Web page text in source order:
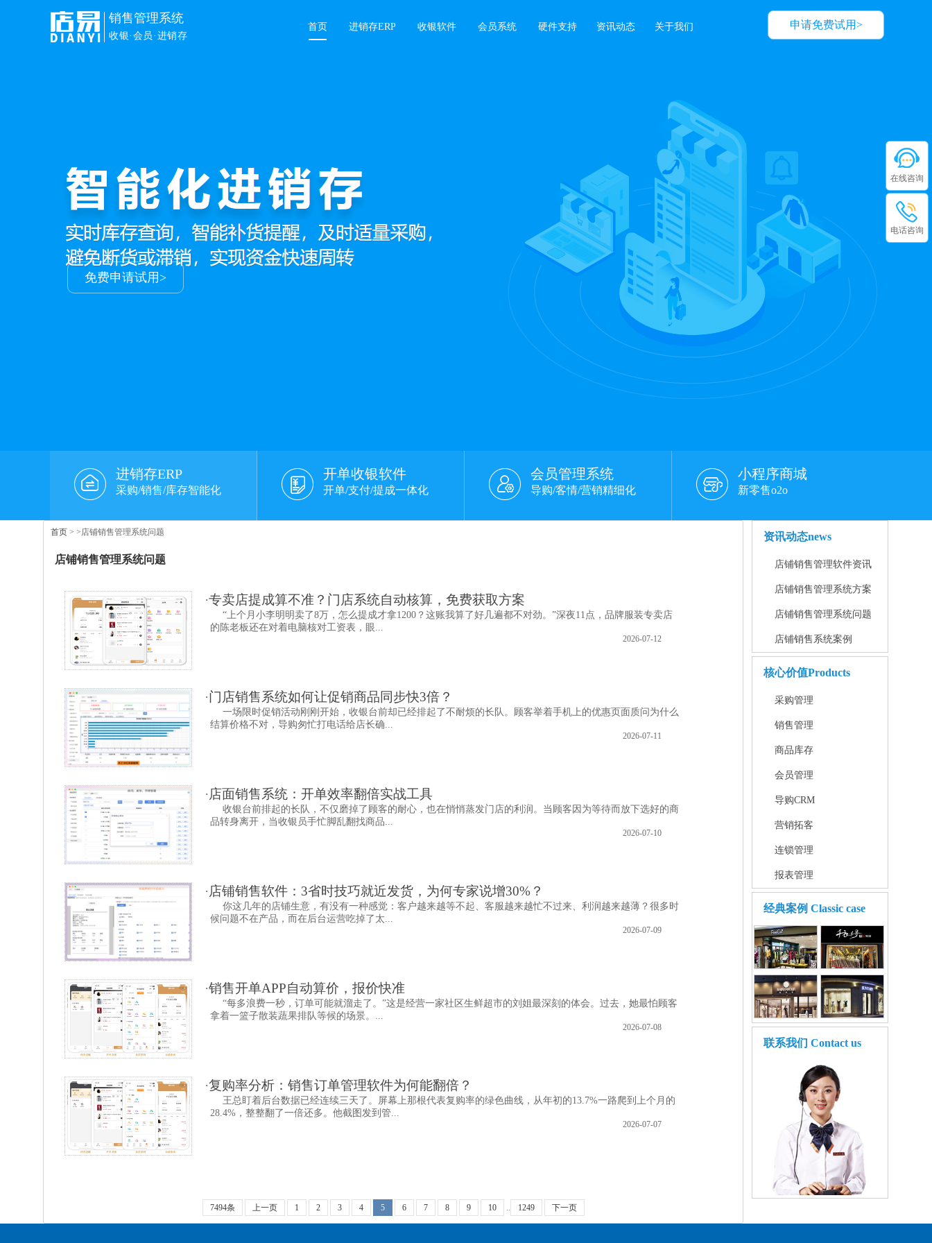
申请免费试用>
销售管理系统
收银·会员·进销存
首页 进销存ERP 收银软件 会员系统 硬件支持 资讯动态 关于我们
免费申请试用>
进销存ERP
采购/销售/库存智能化
开单收银软件
开单/支付/提成一体化
会员管理系统
导购/客情/营销精细化
小程序商城
新零售o2o
资讯动态news
店铺销售管理软件资讯
店铺销售管理系统方案
店铺销售管理系统问题
店铺销售系统案例
核心价值Products
采购管理
销售管理
商品库存
会员管理
导购CRM
营销拓客
连锁管理
报表管理
经典案例 Classic case
联系我们 Contact us
首页 > >店铺销售管理系统问题
店铺销售管理系统问题
·专卖店提成算不准？门店系统自动核算，免费获取方案
“上个月小李明明卖了8万，怎么提成才拿1200？这账我算了好几遍都不对劲。”深夜11点，品牌服装专卖店
的陈老板还在对着电脑核对工资表，眼...
2026-07-12
·门店销售系统如何让促销商品同步快3倍？
一场限时促销活动刚刚开始，收银台前却已经排起了不耐烦的长队。顾客举着手机上的优惠页面质问为什么
结算价格不对，导购匆忙打电话给店长确...
2026-07-11
· 店面销售系统：开单效率翻倍实战工具
收银台前排起的长队，不仅磨掉了顾客的耐心，也在悄悄蒸发门店的利润。当顾客因为等待而放下选好的商
品转身离开，当收银员手忙脚乱翻找商品...
2026-07-10
· 店铺销售软件：3省时技巧就近发货，为何专家说增30%？
你这几年的店铺生意，有没有一种感觉：客户越来越等不起、客服越来越忙不过来、利润越来越薄？很多时
候问题不在产品，而在后台运营吃掉了太...
2026-07-09
·销售开单APP自动算价，报价快准
“每多浪费一秒，订单可能就溜走了。”这是经营一家社区生鲜超市的刘姐最深刻的体会。过去，她最怕顾客
拿着一篮子散装蔬果排队等候的场景。...
2026-07-08
·复购率分析：销售订单管理软件为何能翻倍？
王总盯着后台数据已经连续三天了。屏幕上那根代表复购率的绿色曲线，从年初的13.7%一路爬到上个月的
28.4%，整整翻了一倍还多。他截图发到管...
2026-07-07
7494条 上一页 1 2 3 4 5 6 7 8 9 10 .. 1249 下一页
在线咨询
电话咨询